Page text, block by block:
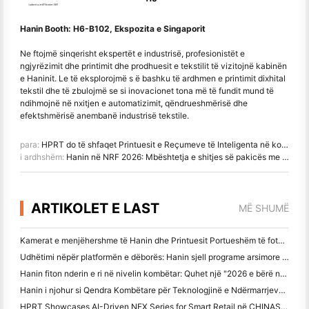
Hanin Booth: H6-B102, Ekspozita e Singaporit
Ne ftojmë sinqerisht ekspertët e industrisë, profesionistët e
ngjyrëzimit dhe printimit dhe prodhuesit e tekstilit të vizitojnë kabinën
e Haninit. Le të eksplorojmë s ë bashku të ardhmen e printimit dixhital
tekstil dhe të zbulojmë se si inovacionet tona më të fundit mund të
ndihmojnë në nxitjen e automatizimit, qëndrueshmërisë dhe
efektshmërisë anembanë industrisë tekstile.
para: HPRT do të shfaqet Printuesit e Reçumeve të Inteligenta në konferencën e 17-të Kinës për Informacionin Komercial
i ardhshëm: Hanin në NRF 2026: Mbështetja e shitjes së pakicës me zgjidhje të plota të printimit inteligjent në skenar
ARTIKOLET E LAST MË SHUMË
Kamerat e menjëhershme të Hanin dhe Printuesit Portueshëm të fotografive tërheqin interes të fortë në IEAE Shenzhen 2026
Udhëtimi nëpër platformën e dëborës: Hanin sjell programe arsimore fotografike për fëmijët në Qamdo
Hanin fiton nderin e ri në nivelin kombëtar: Quhet një "2026 e bërë në Kinë
Hanin i njohur si Qendra Kombëtare për Teknologjinë e Ndërmarrjeve për udhëheqjen e inovacionit
HPRT Showcases AI-Driven NEX Series for Smart Retail në CHINASHOP 2026